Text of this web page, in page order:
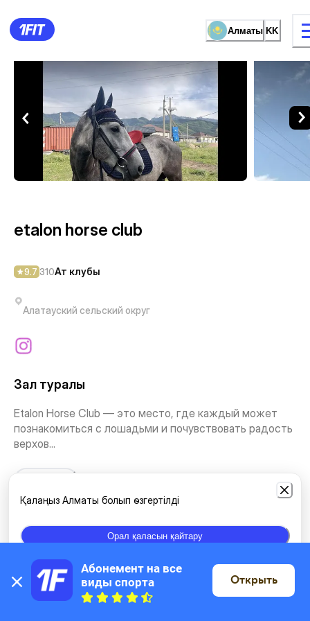
Алматы KK
жаттығу түрі Әйелдерге арналған
etalon horse club — Ат
etalon horse club
9.7 310Ат клубы
Алатауский сельский округ
Зал туралы
Etalon Horse Club — это место, где каждый может
познакомиться с лошадьми и почувствовать радость
верхов...
Ат спорты
Картада
Қалаңыз Алматы болып өзгертілді
Орал қаласын қайтару
Абонемент на все
виды спорта
Открыть